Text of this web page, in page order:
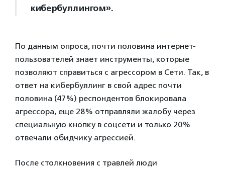
кибербуллингом».
По данным опроса, почти половина интернет-
пользователей знает инструменты, которые
позволяют справиться с агрессором в Сети. Так, в
ответ на кибербуллинг в свой адрес почти
половина (47%) респондентов блокировала
агрессора, еще 28% отправляли жалобу через
специальную кнопку в соцсети и только 20%
отвечали обидчику агрессией.
После столкновения с травлей люди